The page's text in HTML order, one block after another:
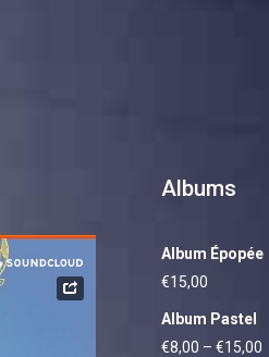
Albums
Album Épopée
€15,00
Album Pastel
€8,00 – €15,00